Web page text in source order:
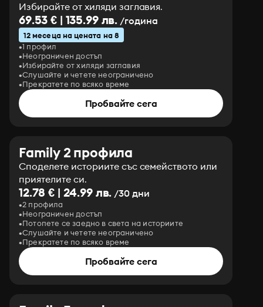
Избирайте от хиляди заглавия.
69.53 € | 135.99 лв. /година
12 месеца на цената на 8
1 профил
Неограничен достъп
Избирайте от хиляди заглавия
Слушайте и четете неограничено
Прекратете по всяко време
Пробвайте сега
Family 2 профила
Споделете историите със семейството или
приятелите си.
12.78 € | 24.99 лв. /30 дни
2 профила
Неограничен достъп
Потопете се заедно в света на историите
Слушайте и четете неограничено
Прекратете по всяко време
Пробвайте сега